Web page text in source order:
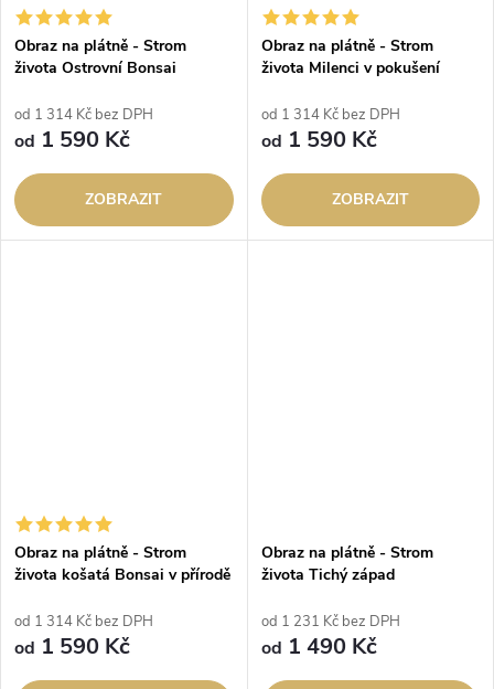
Obraz na plátně - Strom
života Ostrovní Bonsai
od 1 314 Kč bez DPH
od 1 590 Kč
ZOBRAZIT
Obraz na plátně - Strom
života Milenci v pokušení
od 1 314 Kč bez DPH
od 1 590 Kč
ZOBRAZIT
Obraz na plátně - Strom
života košatá Bonsai v přírodě
od 1 314 Kč bez DPH
od 1 590 Kč
Obraz na plátně - Strom
života Tichý západ
od 1 231 Kč bez DPH
od 1 490 Kč